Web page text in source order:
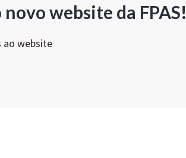
website da FPAS!
ao website